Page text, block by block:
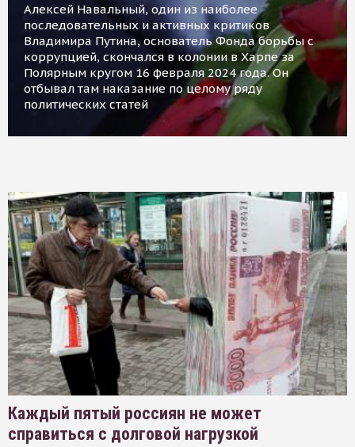
Алексей Навальный, один из наиболее
последовательных и активных критиков
Владимира Путина, основатель Фонда борьбы с
коррупцией, скончался в колонии в Харпе за
Полярным кругом 16 февраля 2024 года. Он
отбывал там наказание по целому ряду
политических статей
Каждый пятый россиян не может
справиться с долговой нагрузкой